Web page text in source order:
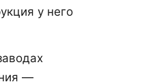
у него
—